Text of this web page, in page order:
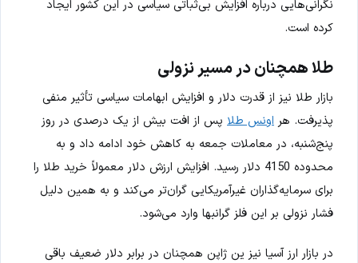
نگرانی‌هایی درباره افزایش بی‌ثباتی سیاسی در این کشور ایجاد
کرده است.
طلا همچنان در مسیر نزولی
بازار طلا نیز از قدرت دلار و افزایش ابهامات سیاسی تأثیر منفی
پذیرفت. هر اونس طلا پس از افت بیش از یک درصدی در روز
پنج‌شنبه، در معاملات جمعه به کاهش خود ادامه داد و به
محدوده 4150 دلار رسید. افزایش ارزش دلار معمولاً خرید طلا را
برای سرمایه‌گذاران غیرآمریکایی گران‌تر می‌کند و به همین دلیل
فشار نزولی بر این فلز گرانبها وارد می‌شود.
در بازار ارز آسیا نیز ین ژاپن همچنان در برابر دلار ضعیف باقی